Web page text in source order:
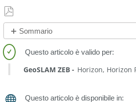
Salva
come
PDF
Sommario
No
intestazioni
GeoSLAM ZEB Horizon Horizon